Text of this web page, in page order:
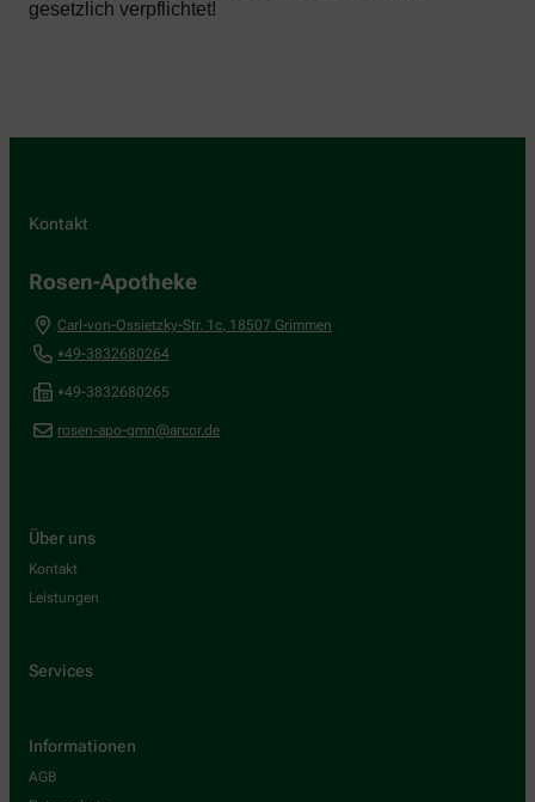
gesetzlich verpflichtet!
Kontakt
Rosen-Apotheke
Carl-von-Ossietzky-Str. 1c, 18507 Grimmen
+49-3832680264
+49-3832680265
rosen-apo-gmn@arcor.de
Über uns
Kontakt
Leistungen
Services
Informationen
AGB